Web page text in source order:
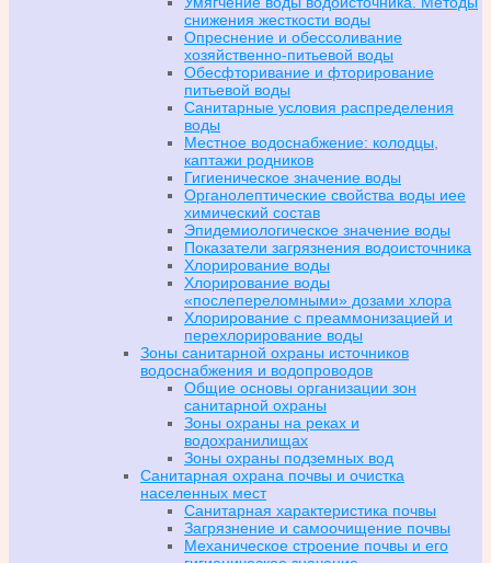
снижения жесткости воды
Опреснение и обессоливание
хозяйственно-питьевой воды
Обесфторивание и фторирование
питьевой воды
Санитарные условия распределения
воды
Местное водоснабжение: колодцы,
каптажи родников
Гигиеническое значение воды
Органолептические свойства воды иее
химический состав
Эпидемиологическое значение воды
Показатели загрязнения водоисточника
Хлорирование воды
Хлорирование воды
«послепереломными» дозами хлора
Хлорирование с преаммонизацией и
перехлорирование воды
Зоны санитарной охраны источников
водоснабжения и водопроводов
Общие основы организации зон
санитарной охраны
Зоны охраны на реках и
водохранилищах
Зоны охраны подземных вод
Санитарная охрана почвы и очистка
населенных мест
Санитарная характеристика почвы
Загрязнение и самоочищение почвы
Механическое строение почвы и его